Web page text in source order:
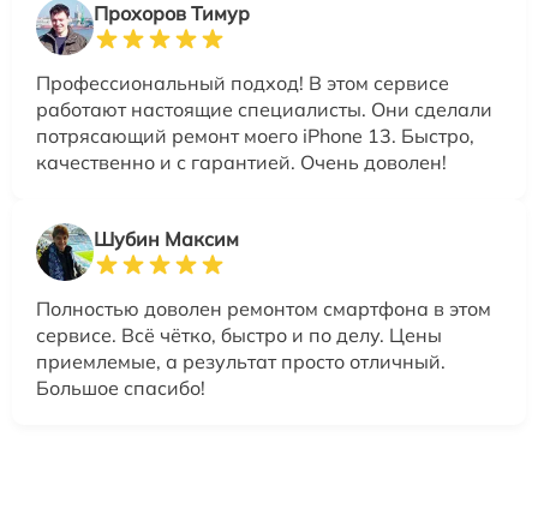
Прохоров Тимур
Профессиональный подход! В этом сервисе
работают настоящие специалисты. Они сделали
потрясающий ремонт моего iPhone 13. Быстро,
качественно и с гарантией. Очень доволен!
Шубин Максим
Полностью доволен ремонтом смартфона в этом
сервисе. Всё чётко, быстро и по делу. Цены
приемлемые, а результат просто отличный.
Большое спасибо!